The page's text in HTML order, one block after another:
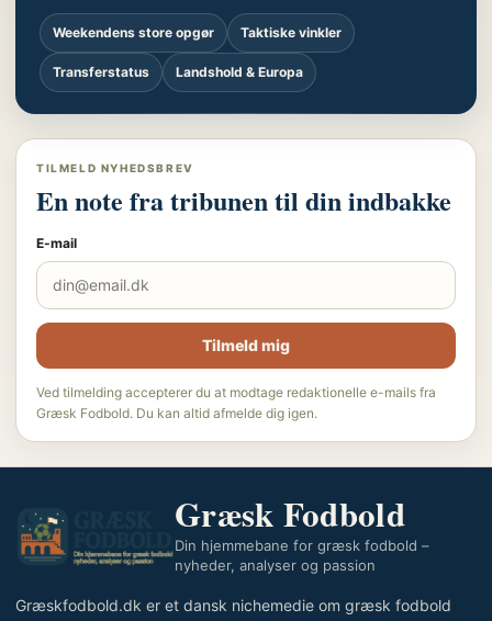
Weekendens store opgør Taktiske vinkler
Transferstatus Landshold & Europa
TILMELD NYHEDSBREV
En note fra tribunen til din indbakke
E-mail
Tilmeld mig
Ved tilmelding accepterer du at modtage redaktionelle e-mails fra
Græsk Fodbold. Du kan altid afmelde dig igen.
Græsk Fodbold
Din hjemmebane for græsk fodbold –
nyheder, analyser og passion
Græskfodbold.dk er et dansk nichemedie om græsk fodbold